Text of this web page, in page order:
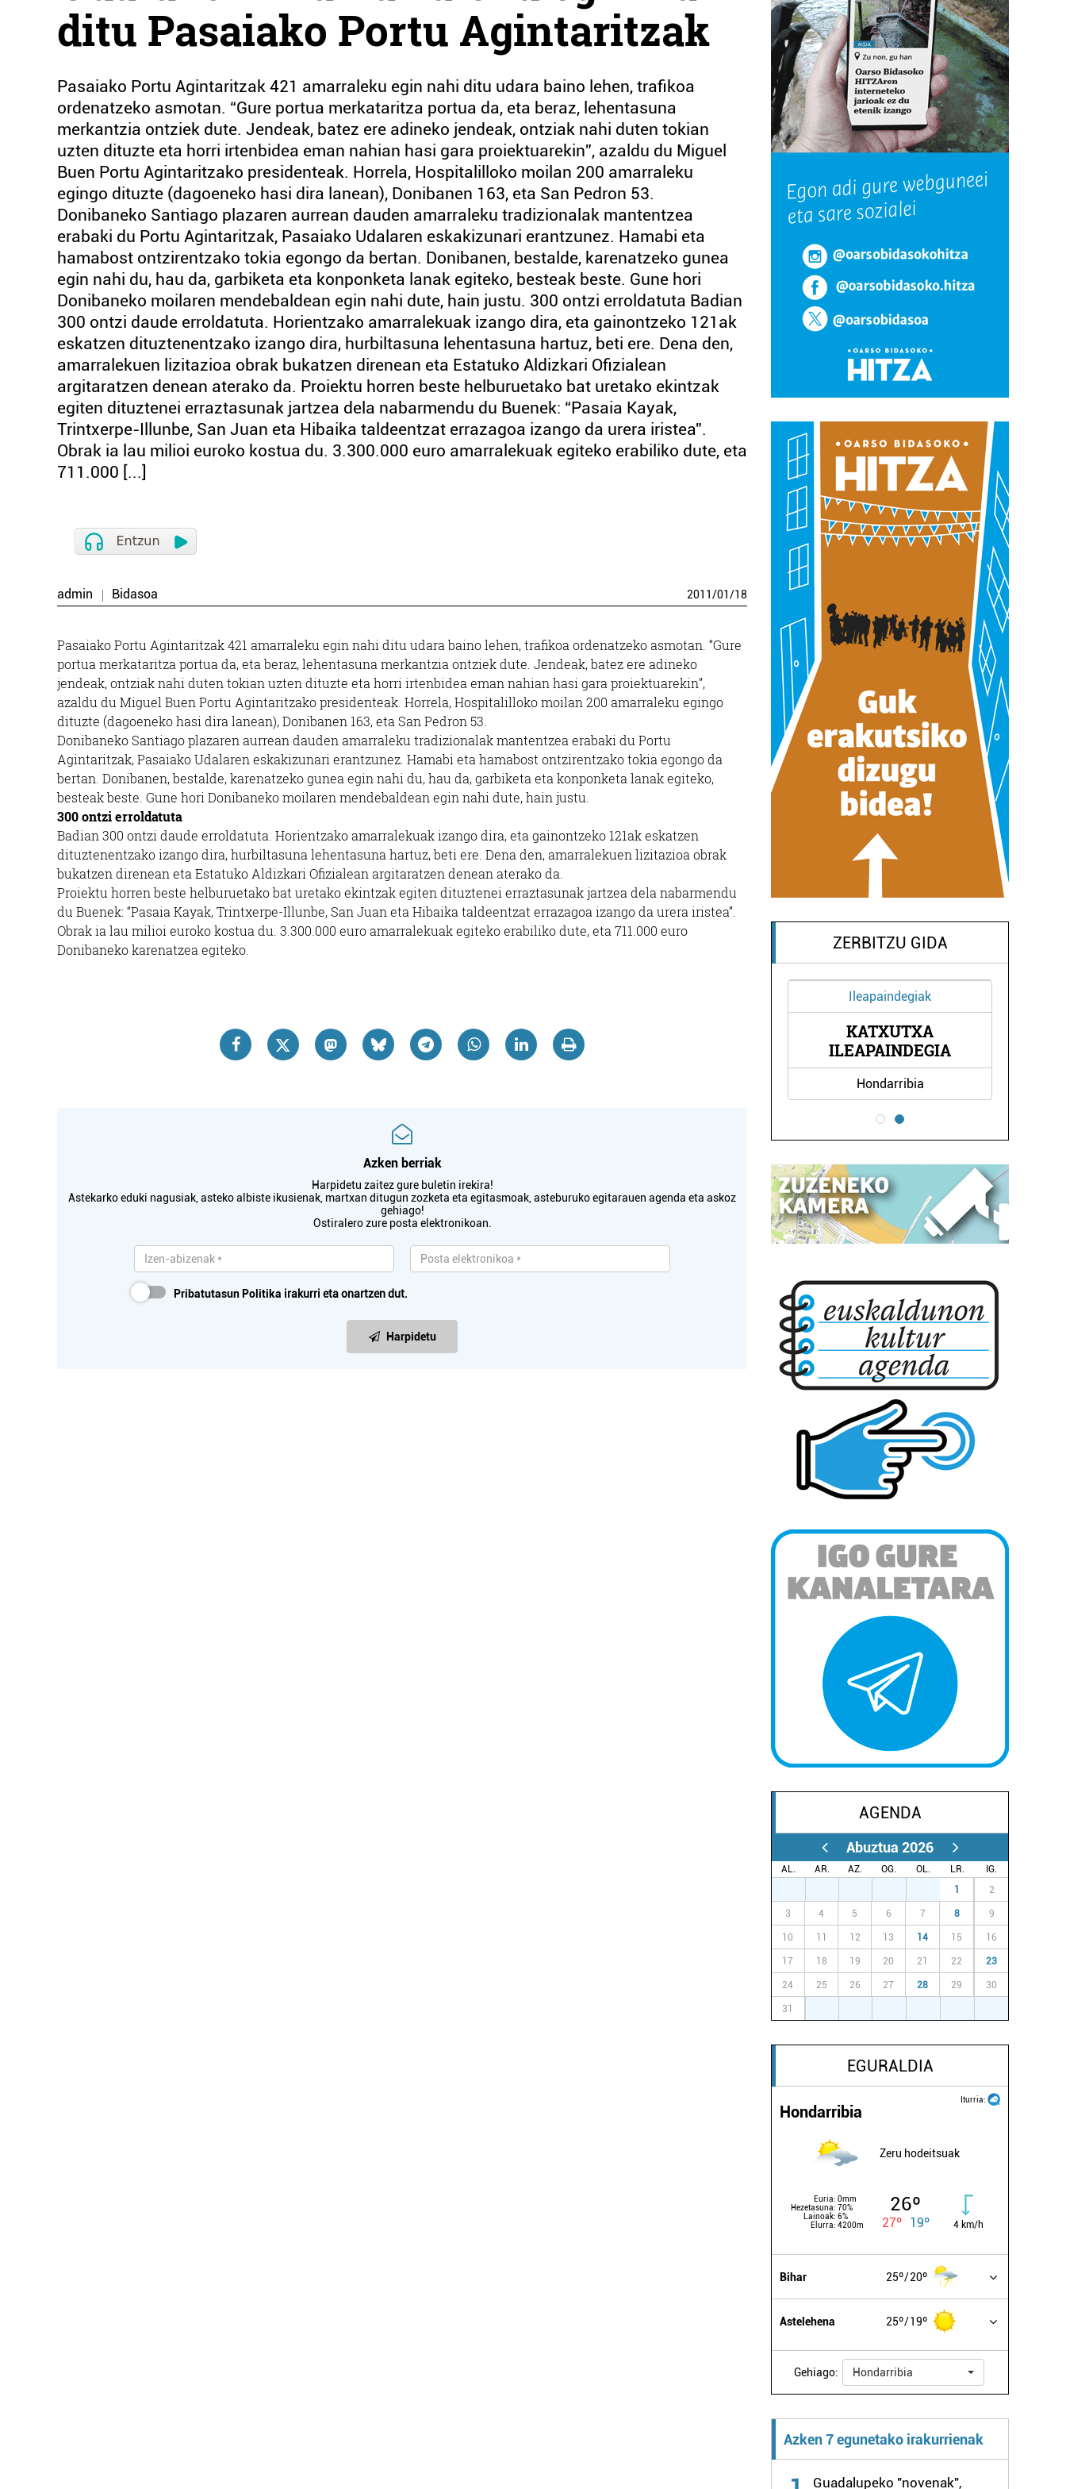
ditu Pasaiako Portu Agintaritzak
Pasaiako Portu Agintaritzak 421 amarraleku egin nahi ditu udara baino lehen, trafikoa
ordenatzeko asmotan. “Gure portua merkataritza portua da, eta beraz, lehentasuna
merkantzia ontziek dute. Jendeak, batez ere adineko jendeak, ontziak nahi duten tokian
uzten dituzte eta horri irtenbidea eman nahian hasi gara proiektuarekin”, azaldu du Miguel
Buen Portu Agintaritzako presidenteak. Horrela, Hospitalilloko moilan 200 amarraleku
egingo dituzte (dagoeneko hasi dira lanean), Donibanen 163, eta San Pedron 53.
Donibaneko Santiago plazaren aurrean dauden amarraleku tradizionalak mantentzea
erabaki du Portu Agintaritzak, Pasaiako Udalaren eskakizunari erantzunez. Hamabi eta
hamabost ontzirentzako tokia egongo da bertan. Donibanen, bestalde, karenatzeko gunea
egin nahi du, hau da, garbiketa eta konponketa lanak egiteko, besteak beste. Gune hori
Donibaneko moilaren mendebaldean egin nahi dute, hain justu. 300 ontzi erroldatuta Badian
300 ontzi daude erroldatuta. Horientzako amarralekuak izango dira, eta gainontzeko 121ak
eskatzen dituztenentzako izango dira, hurbiltasuna lehentasuna hartuz, beti ere. Dena den,
amarralekuen lizitazioa obrak bukatzen direnean eta Estatuko Aldizkari Ofizialean
argitaratzen denean aterako da. Proiektu horren beste helburuetako bat uretako ekintzak
egiten dituztenei erraztasunak jartzea dela nabarmendu du Buenek: “Pasaia Kayak,
Trintxerpe-Illunbe, San Juan eta Hibaika taldeentzat errazagoa izango da urera iristea”.
Obrak ia lau milioi euroko kostua du. 3.300.000 euro amarralekuak egiteko erabiliko dute, eta
711.000 [...]
admin Bidasoa 2011/01/18
Pasaiako Portu Agintaritzak 421 amarraleku egin nahi ditu udara baino lehen, trafikoa ordenatzeko asmotan. “Gure
portua merkataritza portua da, eta beraz, lehentasuna merkantzia ontziek dute. Jendeak, batez ere adineko
jendeak, ontziak nahi duten tokian uzten dituzte eta horri irtenbidea eman nahian hasi gara proiektuarekin”,
azaldu du Miguel Buen Portu Agintaritzako presidenteak. Horrela, Hospitalilloko moilan 200 amarraleku egingo
dituzte (dagoeneko hasi dira lanean), Donibanen 163, eta San Pedron 53.
Donibaneko Santiago plazaren aurrean dauden amarraleku tradizionalak mantentzea erabaki du Portu
Agintaritzak, Pasaiako Udalaren eskakizunari erantzunez. Hamabi eta hamabost ontzirentzako tokia egongo da
bertan. Donibanen, bestalde, karenatzeko gunea egin nahi du, hau da, garbiketa eta konponketa lanak egiteko,
besteak beste. Gune hori Donibaneko moilaren mendebaldean egin nahi dute, hain justu.
300 ontzi erroldatuta
Badian 300 ontzi daude erroldatuta. Horientzako amarralekuak izango dira, eta gainontzeko 121ak eskatzen
dituztenentzako izango dira, hurbiltasuna lehentasuna hartuz, beti ere. Dena den, amarralekuen lizitazioa obrak
bukatzen direnean eta Estatuko Aldizkari Ofizialean argitaratzen denean aterako da.
Proiektu horren beste helburuetako bat uretako ekintzak egiten dituztenei erraztasunak jartzea dela nabarmendu
du Buenek: “Pasaia Kayak, Trintxerpe-Illunbe, San Juan eta Hibaika taldeentzat errazagoa izango da urera iristea”.
Obrak ia lau milioi euroko kostua du. 3.300.000 euro amarralekuak egiteko erabiliko dute, eta 711.000 euro
Donibaneko karenatzea egiteko.
Azken berriak
Harpidetu zaitez gure buletin irekira!
Astekarko eduki nagusiak, asteko albiste ikusienak, martxan ditugun zozketa eta egitasmoak, asteburuko egitarauen agenda eta askoz
gehiago!
Ostiralero zure posta elektronikoan.
Pribatutasun Politika irakurri eta onartzen dut.
Harpidetu
ZERBITZU GIDA
LIZAR HARATEGI-
URDAITEGIA
KATXUTXA
ILEAPAINDEGIA
Ileapaindegiak
KATXUTXA
ILEAPAINDEGIA
Hondarribia
AGENDA
Abuztua 2026
AL. AR. AZ. OG. OL. LR.
IG.
1 2
3 4 5 6 7 8 9
10 11 12 13 14 15 16
17 18 19 20 21 22 23
24 25 26 27 28 29 30
31
EGURALDIA
Iturria:
Hondarribia
Zeru hodeitsuak
Euria: 0mm
Hezetasuna: 70%
Lainoak: 6%
Elurra: 4200m
26º
27º 19º 4 km/h
Bihar 25º 20º
Astelehena 25º 19º
Gehiago: Hondarribia
Azken 7 egunetako irakurrienak
Guadalupeko "novenak",